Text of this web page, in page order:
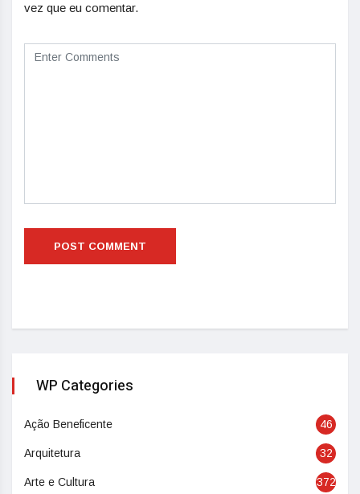
vez que eu comentar.
WP Categories
Ação Beneficente 46
Arquitetura 32
Arte e Cultura 372